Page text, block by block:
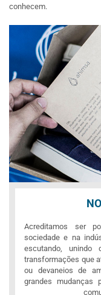
conhecem.
Acreditamos ser
sociedade e na
escutando, unindo
transformações que
ou devaneios de
grandes